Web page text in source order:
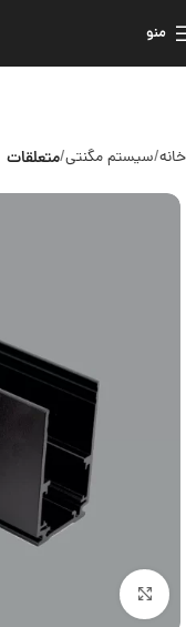
منو
خانه سیستم مگنتی متعلقات
بزرگنمایی تصویر